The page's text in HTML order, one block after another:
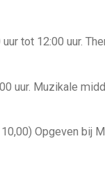
tot 12:00 uur.
uur. Muzikale
10,00) Opgeven bij